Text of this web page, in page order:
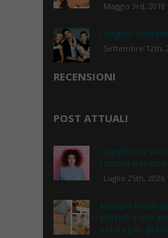
Maggio 3rd, 2018
I migliori
Settembre 12th,
RECENSIONI
POST ATTUALI
Capelli ricci
routine per
Luglio 25th, 2026
Mattoni forati
perché sono
solida per gli